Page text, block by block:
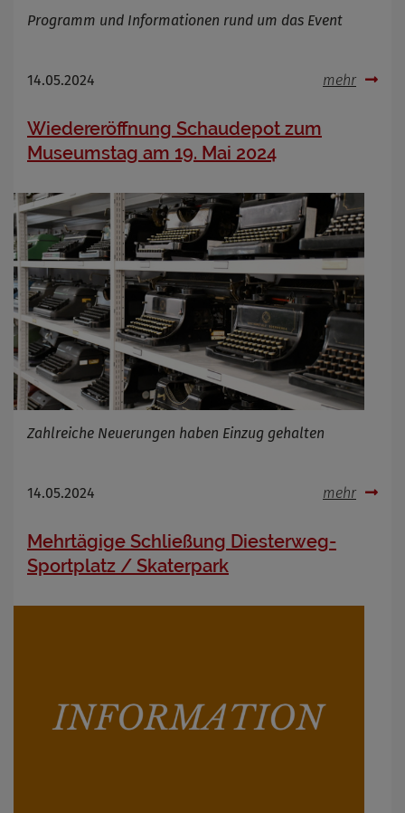
Programm und Informationen rund um das Event
14.05.2024 mehr
Wiedereröffnung Schaudepot zum
Museumstag am 19. Mai 2024
Zahlreiche Neuerungen haben Einzug gehalten
14.05.2024 mehr
Mehrtägige Schließung Diesterweg-
Sportplatz / Skaterpark